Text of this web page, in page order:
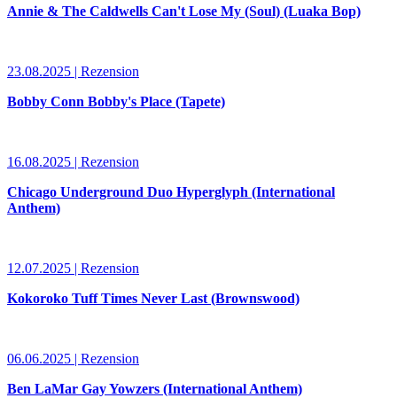
Annie & The Caldwells Can't Lose My (Soul) (Luaka Bop)
23.08.2025 | Rezension
Bobby Conn Bobby's Place (Tapete)
16.08.2025 | Rezension
Chicago Underground Duo Hyperglyph (International
Anthem)
12.07.2025 | Rezension
Kokoroko Tuff Times Never Last (Brownswood)
06.06.2025 | Rezension
Ben LaMar Gay Yowzers (International Anthem)